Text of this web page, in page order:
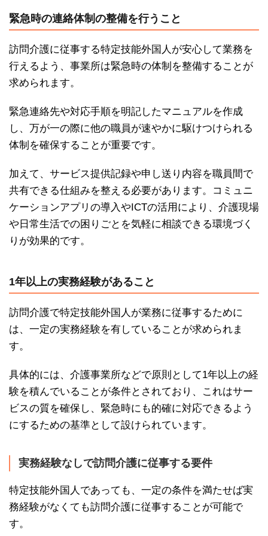
緊急時の連絡体制の整備を行うこと
訪問介護に従事する特定技能外国人が安心して業務を
行えるよう、事業所は緊急時の体制を整備することが
求められます。
緊急連絡先や対応手順を明記したマニュアルを作成
し、万が一の際に他の職員が速やかに駆けつけられる
体制を確保することが重要です。
加えて、サービス提供記録や申し送り内容を職員間で
共有できる仕組みを整える必要があります。コミュニ
ケーションアプリの導入やICTの活用により、介護現場
や日常生活での困りごとを気軽に相談できる環境づく
りが効果的です。
1年以上の実務経験があること
訪問介護で特定技能外国人が業務に従事するために
は、一定の実務経験を有していることが求められま
す。
具体的には、介護事業所などで原則として1年以上の経
験を積んでいることが条件とされており、これはサー
ビスの質を確保し、緊急時にも的確に対応できるよう
にするための基準として設けられています。
実務経験なしで訪問介護に従事する要件
特定技能外国人であっても、一定の条件を満たせば実
務経験がなくても訪問介護に従事することが可能で
す。